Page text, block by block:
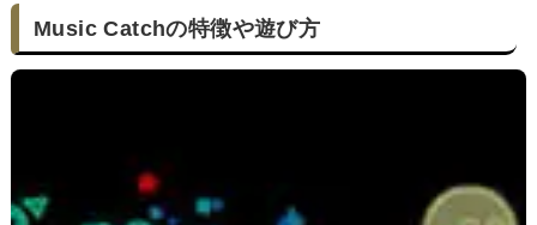
Music Catchの特徴や遊び方